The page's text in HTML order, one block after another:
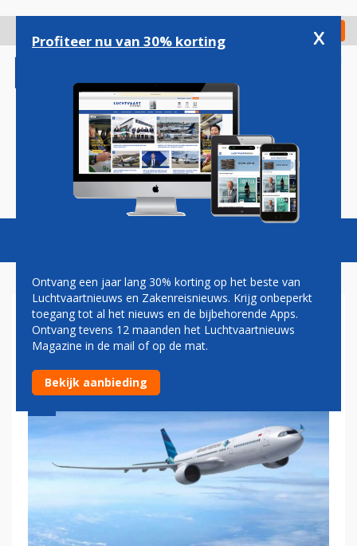
gaan
Check in
Magazine Podcasts Vacatures
GARUDA NIEUWSTE KLANT
VOOR AIRBUS A330NEO
Profiteer nu van 30% korting x
Ontvang een jaar lang 30% korting op het beste van
Luchtvaartnieuws en Zakenreisnieuws. Krijg onbeperkt
toegang tot al het nieuws en de bijbehorende Apps.
Ontvang tevens 12 maanden het Luchtvaartnieuws
Magazine in de mail of op de mat.
Bekijk aanbieding